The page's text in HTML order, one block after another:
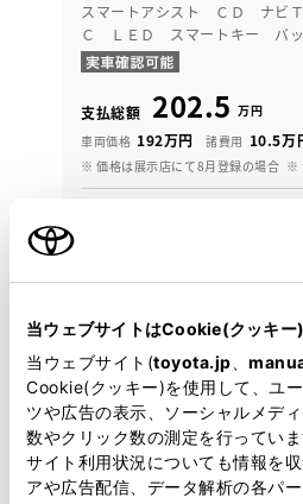
当ウェブサイトはCookie(クッキー)
当ウェブサイト(toyota.jp
Cookie(クッキー)を使用して、ユ
ツや広告の表示、ソーシャルメデ
数やクリック数の測定を行ってい
サイト利用状況についても情報を
アや広告配信、データ解析の各パ
スマートアシスト ＣＤ ナビ
Ｃ ＬＥＤ スマートキー バッ
支払総額 202.5 万円
車両価格 192万円 諸費用 10.5万
※ 価格は展示店にて8月登録の場合 ※
修復 なし 車検
整備 定期点検整備付 保証
新潟トヨタ 新発田店
各種お問い